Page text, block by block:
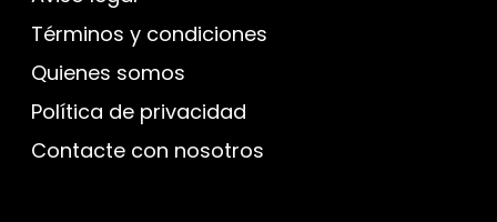
Términos y condiciones
Quienes somos
Política de privacidad
Contacte con nosotros